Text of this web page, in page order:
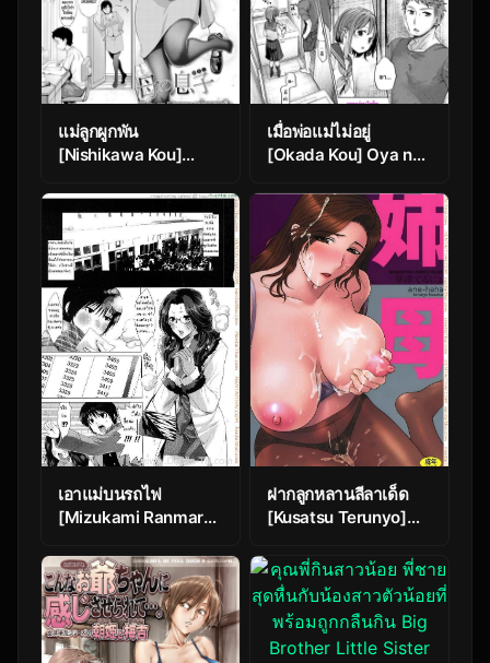
แม่ลูกผูกพัน
[Nishikawa Kou]
(COMIC Penguin
Club 2019-12)
เมื่อพ่อแม่ไม่อยู่
[Okada Kou] Oya no
While our parents are
away (Shishunki no
Kokoro)
เอาแม่บนรถไฟ
[Mizukami Ranmaru]
xWith Mama on Train
ฝากลูกหลานลีลาเด็ด
[Kusatsu Terunyo]